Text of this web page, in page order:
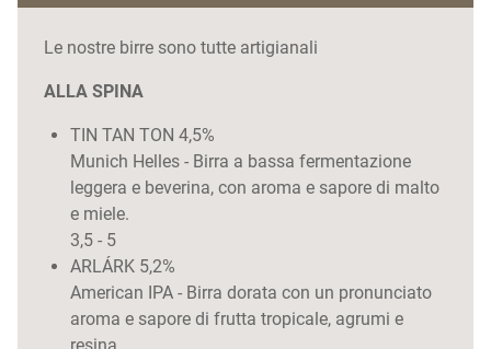
Le nostre birre sono tutte artigianali
ALLA SPINA
TIN TAN TON 4,5%
Munich Helles - Birra a bassa fermentazione
leggera e beverina, con aroma e sapore di malto
e miele.
3,5 - 5
ARLÁRK 5,2%
American IPA - Birra dorata con un pronunciato
aroma e sapore di frutta tropicale, agrumi e